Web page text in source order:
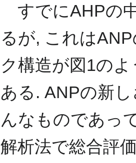
すでにAHPの
るが, これは
ク構造が図1の
ある. ANPの新
んなものであっ
解析法で総合評